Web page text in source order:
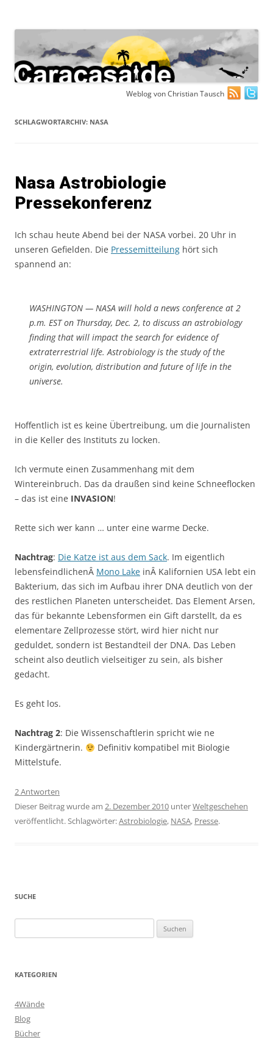
Weblog von Christian Tausch
SCHLAGWORTARCHIV: NASA
Nasa Astrobiologie
Pressekonferenz
Ich schau heute Abend bei der NASA vorbei. 20 Uhr in
unseren Gefielden. Die Pressemitteilung hört sich
spannend an:
WASHINGTON — NASA will hold a news conference at 2
p.m. EST on Thursday, Dec. 2, to discuss an astrobiology
finding that will impact the search for evidence of
extraterrestrial life. Astrobiology is the study of the
origin, evolution, distribution and future of life in the
universe.
Hoffentlich ist es keine Übertreibung, um die Journalisten
in die Keller des Instituts zu locken.
Ich vermute einen Zusammenhang mit dem
Wintereinbruch. Das da draußen sind keine Schneeflocken
– das ist eine INVASION!
Rette sich wer kann … unter eine warme Decke.
Nachtrag: Die Katze ist aus dem Sack. Im eigentlich
lebensfeindlichenÂ Mono Lake inÂ Kalifornien USA lebt ein
Bakterium, das sich im Aufbau ihrer DNA deutlich von der
des restlichen Planeten unterscheidet. Das Element Arsen,
das für bekannte Lebensformen ein Gift darstellt, da es
elementare Zellprozesse stört, wird hier nicht nur
geduldet, sondern ist Bestandteil der DNA. Das Leben
scheint also deutlich vielseitiger zu sein, als bisher
gedacht.
Es geht los.
Nachtrag 2: Die Wissenschaftlerin spricht wie ne
Kindergärtnerin.
Definitiv kompatibel mit Biologie
Mittelstufe.
2 Antworten
Dieser Beitrag wurde am 2. Dezember 2010 unterWeltgeschehen
veröffentlicht. Schlagwörter:Astrobiologie, NASA, Presse.
SUCHE
nach:
KATEGORIEN
4Wände
Blog
Bücher